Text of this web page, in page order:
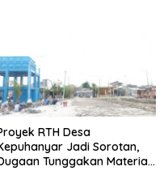
RTH Desa
Jadi Sorotan,
Tunggakan Material